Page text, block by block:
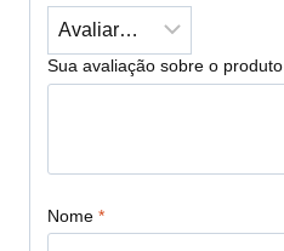
Sua avaliação sobre o produto
Nome *